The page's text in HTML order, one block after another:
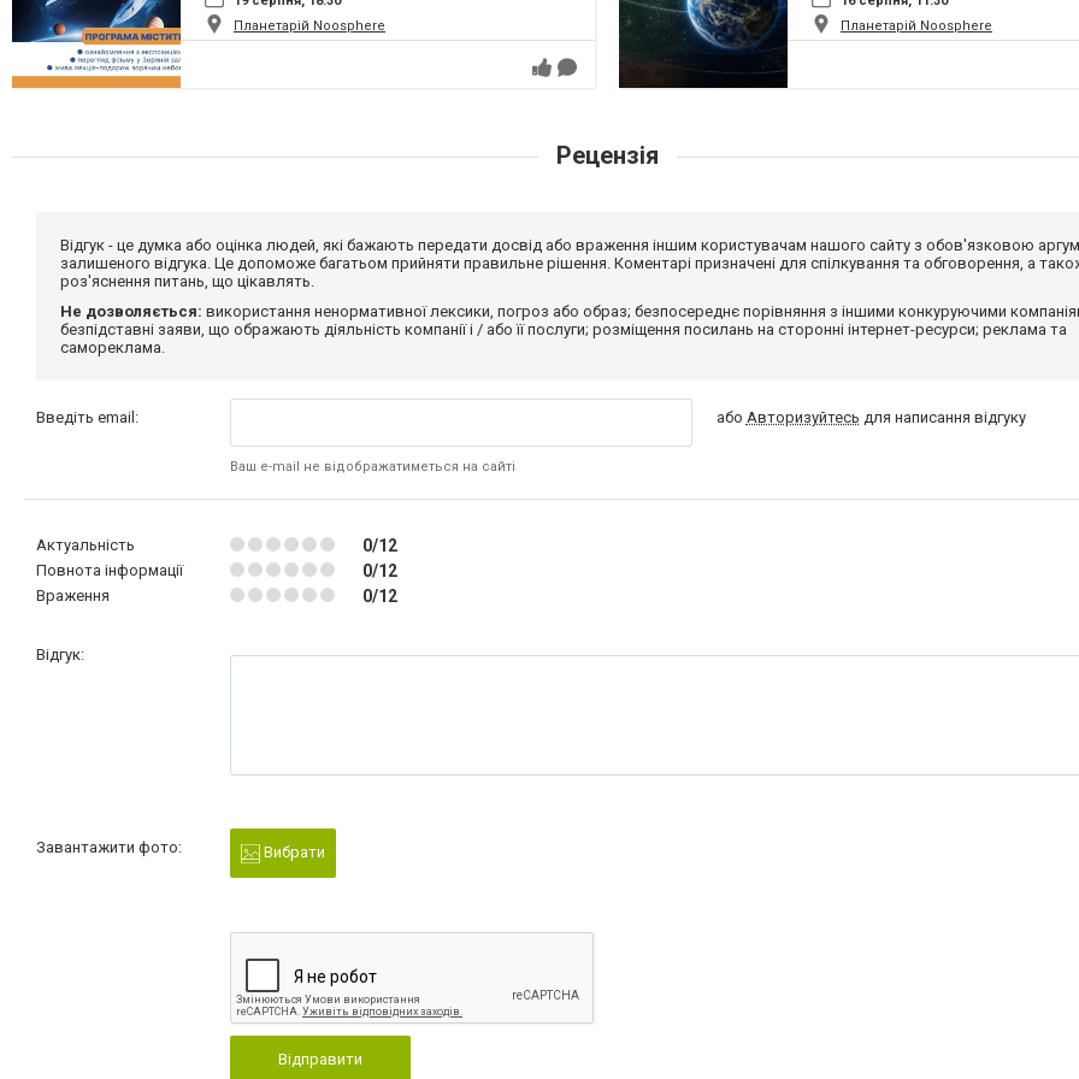
Планетарій Noosphere
Планетарій Noosphere
Рецензія
Відгук - це думка або оцінка людей, які бажають передати досвід або враження іншим користувачам нашого сайту з обов'язковою
залишеного відгука. Це допоможе багатьом прийняти правильне рішення. Коментарі призначені для спілкування та обговорення, а
роз'яснення питань, що цікавлять.
Не дозволяється: використання ненормативної лексики, погроз або образ; безпосереднє порівняння з іншими конкуруючими
безпідставні заяви, що ображають діяльність компанії і / або її послуги; розміщення посилань на сторонні інтернет-ресурси; реклама та
самореклама.
Введіть email:
Ваш e-mail не відображатиметься на сайті
або Авторизуйтесь для написання відгуку
Актуальність 0/12
Повнота інформації 0/12
Враження 0/12
Відгук:
Завантажити фото: Вибрати
Відправити